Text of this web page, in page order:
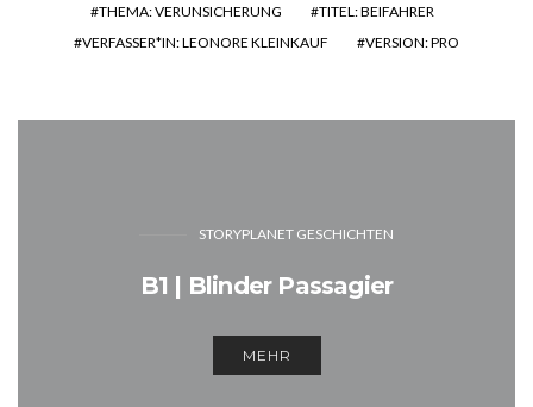
THEMA: VERUNSICHERUNG
TITEL: BEIFAHRER
VERFASSER*IN: LEONORE KLEINKAUF
VERSION: PRO
STORYPLANET GESCHICHTEN
B1 | Blinder Passagier
MEHR